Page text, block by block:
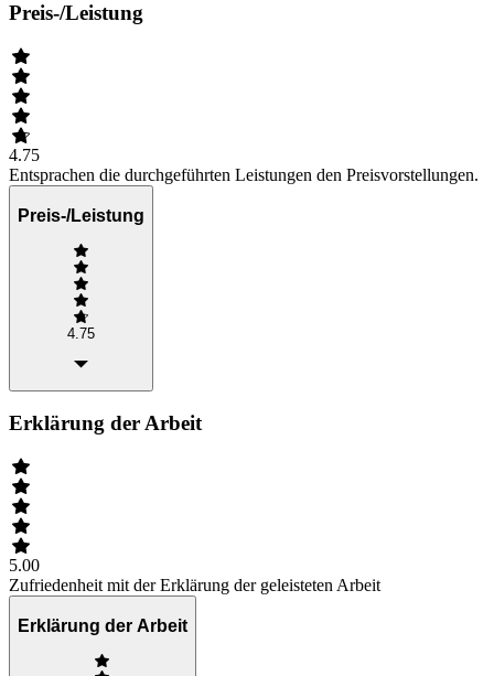
Preis-/Leistung
4.75
Entsprachen die durchgeführten Leistungen den Preisvorstellungen.
Preis-/Leistung
4.75
Erklärung der Arbeit
5.00
Zufriedenheit mit der Erklärung der geleisteten Arbeit
Erklärung der Arbeit